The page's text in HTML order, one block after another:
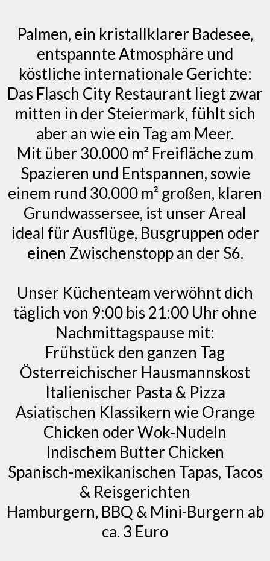
Palmen, ein kristallklarer Badesee,
entspannte Atmosphäre und
köstliche internationale Gerichte:
Das Flasch City Restaurant liegt zwar
mitten in der Steiermark, fühlt sich
aber an wie ein Tag am Meer.
Mit über 30.000 m² Freifläche zum
Spazieren und Entspannen, sowie
einem rund 30.000 m² großen, klaren
Grundwassersee, ist unser Areal
ideal für Ausflüge, Busgruppen oder
einen Zwischenstopp an der S6.
Unser Küchenteam verwöhnt dich
täglich von 9:00 bis 21:00 Uhr ohne
Nachmittagspause mit:
Frühstück den ganzen Tag
Österreichischer Hausmannskost
Italienischer Pasta & Pizza
Asiatischen Klassikern wie Orange
Chicken oder Wok-Nudeln
Indischem Butter Chicken
Spanisch-mexikanischen Tapas, Tacos
& Reisgerichten
Hamburgern, BBQ & Mini-Burgern ab
ca. 3 Euro